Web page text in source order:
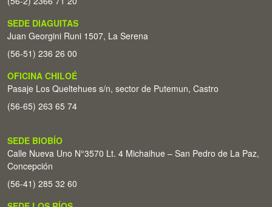
SEDE DIAGUITAS
Juan Georgini Runi 1507, La Serena
(56-51) 236 26 00
OFICINA CHILOÉ
Pasaje Los Queltehues s/n, sector de Putemun, Castro
(56-65) 263 65 74
SEDE BIOBÍO
Calle Nueva Uno N°3570 Lt. 4 Michaihue – San Pedro de La Paz,
Concepción
(56-41) 285 32 60